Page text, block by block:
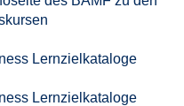
Lernzielkataloge
Lernzielkataloge